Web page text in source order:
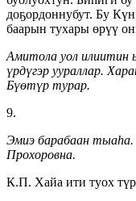
доҕордоннубут. Бу
баарын тухары өрүү
Амитола уол илиитин
үрдүгэр уураллар.
Бүөтүр турар.
9.
Эмиэ барабаан тыаһа.
Прохоровна.
К.П. Хайа ити туох